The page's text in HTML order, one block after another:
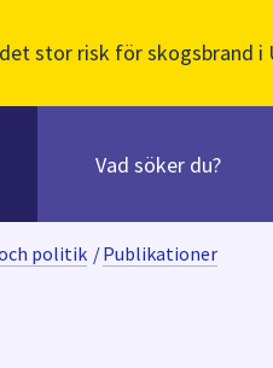
stor risk för skogsbrand i
innehåll
När
politik /Publikationer